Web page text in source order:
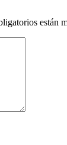
están